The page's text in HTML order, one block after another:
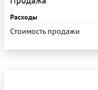
Расходы
Стоимость продажи